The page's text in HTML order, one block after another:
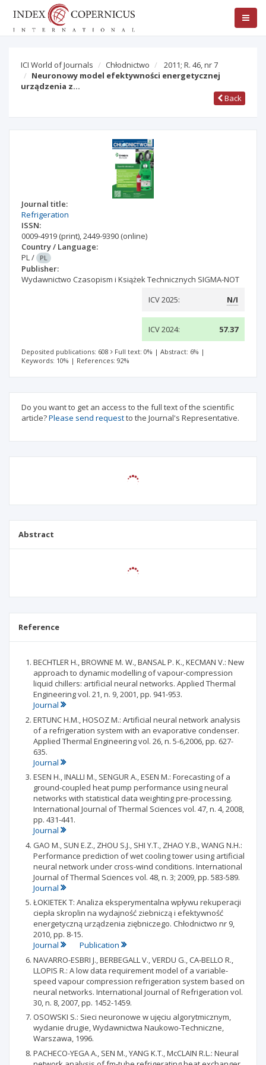
ICI World of Journals Chłodnictwo
2011; R. 46, nr 7
Neuronowy model efektywności energetycznej
urządzenia z…
Back
Journal title:
Refrigeration
ISSN:
0009-4919 (print),2449-9390 (online)
Country / Language:
PL/ PL
Publisher:
Wydawnictwo Czasopism i Książek Technicznych SIGMA-NOT
ICV 2025:
N/I
ICV 2024: 57.37
Deposited publications: 608 Full text: 0% | Abstract: 6% |
Keywords: 10% | References: 92%
Do you want to get an access to the full text of the scientific
article?Please send requestto the Journal's Representative.
Abstract
Reference
BECHTLER H., BROWNE M. W., BANSAL P. K., KECMAN V.: New
approach to dynamic modelling of vapour-compression
liquid chillers: artificial neural networks. Applied Thermal
Engineering vol. 21, n. 9, 2001, pp. 941-953.
Journal
ERTUNC H.M., HOSOZ M.: Artificial neural network analysis
of a refrigeration system with an evaporative condenser.
Applied Thermal Engineering vol. 26, n. 5-6,2006, pp. 627-
635.
Journal
ESEN H., INALLI M., SENGUR A., ESEN M.: Forecasting of a
ground-coupled heat pump performance using neural
networks with statistical data weighting pre-processing.
International Journal of Thermal Sciences vol. 47, n. 4, 2008,
pp. 431-441.
Journal
GAO M., SUN E.Z., ZHOU S.J., SHI Y.T., ZHAO Y.B., WANG N.H.:
Performance prediction of wet cooling tower using artificial
neural network under cross-wind conditions. International
Journal of Thermal Sciences vol. 48, n. 3; 2009, pp. 583-589.
Journal
ŁOKIETEK T: Analiza eksperymentalna wpływu rekuperacji
ciepła skroplin na wydajność ziebniczą i efektywność
energetyczną urządzenia ziębniczego. Chłodnictwo nr 9,
2010, pp. 8-15.
Journal
Publication
NAVARRO-ESBRI J., BERBEGALL V., VERDU G., CA-BELLO R.,
LLOPIS R.: A low data requirement model of a variable-
speed vapour compression refrigeration system based on
neural networks. International Journal of Refrigeration vol.
30, n. 8, 2007, pp. 1452-1459.
OSOWSKI S.: Sieci neuronowe w ujęciu algorytmicznym,
wydanie drugie, Wydawnictwa Naukowo-Techniczne,
Warszawa, 1996.
PACHECO-YEGA A., SEN M., YANG K.T., McCLAIN R.L.: Neural